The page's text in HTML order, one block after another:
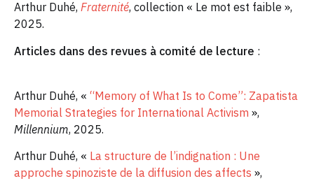
Arthur Duhé, Fraternité, collection « Le mot est faible »,
2025.
Articles dans des revues à comité de lecture :
Arthur Duhé, « “Memory of What Is to Come”: Zapatista
Memorial Strategies for International Activism »,
Millennium, 2025.
Arthur Duhé, « La structure de l’indignation : Une
approche spinoziste de la diffusion des affects »,